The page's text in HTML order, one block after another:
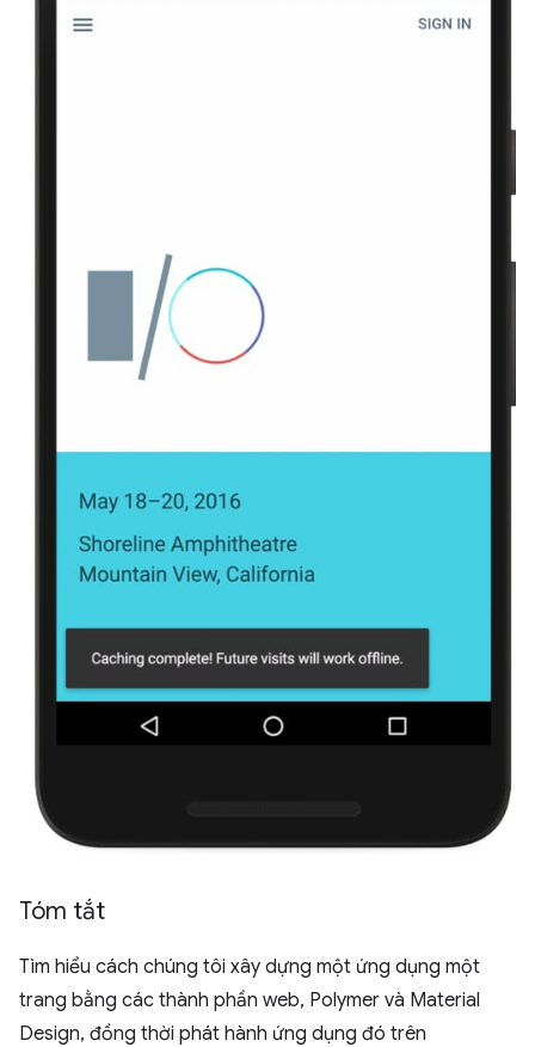
Tóm tắt
Tìm hiểu cách chúng tôi xây dựng một ứng dụng một
trang bằng các thành phần web, Polymer và Material
Design, đồng thời phát hành ứng dụng đó trên